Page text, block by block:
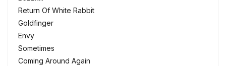
Return Of White Rabbit
Goldfinger
Envy
Sometimes
Coming Around Again